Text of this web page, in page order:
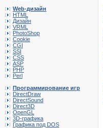
Web-дизайн
HTML
Дизайн
VRML
PhotoShop
Cookie
CGI
SSI
CSS
ASP
PHP
Perl
Программирование игр
DirectDraw
DirectSound
Direct3D
OpenGL
3D-графика
Графика под DOS